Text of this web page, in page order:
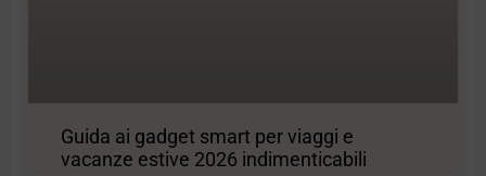
Guida ai gadget smart per viaggi e
vacanze estive 2026 indimenticabili